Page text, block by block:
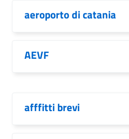
aeroporto di catania
AEVF
afffitti brevi